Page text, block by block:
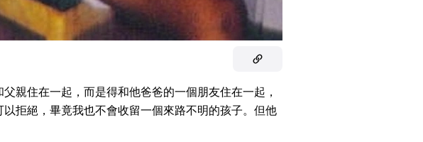
父親住在一起，而是得和他爸爸的一個朋友住在一起，
拒絕，畢竟我也不會收留一個來路不明的孩子。但他